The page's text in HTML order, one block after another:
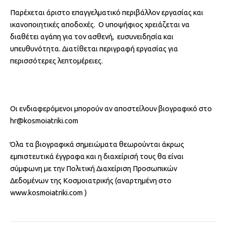
Παρέχεται άριστο επαγγελματικό περιβάλλον εργασίας και
ικανοποιητικές αποδοχές. Ο υποψήφιος χρειάζεται να
διαθέτει αγάπη για τον ασθενή, ευσυνειδησία και
υπευθυνότητα. Διατίθεται περιγραφή εργασίας για
περισσότερες λεπτομέρειες.
Οι ενδιαφερόμενοι μπορούν αν αποστείλουν βιογραφικό στο
hr@kosmoiatriki.com
Όλα τα βιογραφικά σημειώματα θεωρούνται άκρως
εμπιστευτικά έγγραφα και η διαχείρισή τους θα είναι
σύμφωνη με την Πολιτική Διαχείριση Προσωπικών
Δεδομένων της Κοσμοιατρικής (αναρτημένη στο
www.kosmoiatriki.com )